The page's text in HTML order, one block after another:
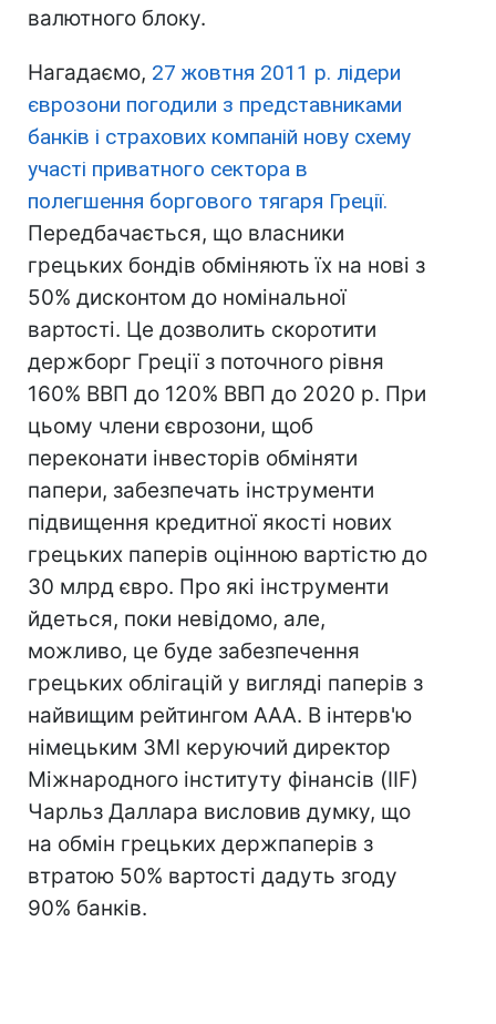
валютного блоку.
Нагадаємо, 27 жовтня 2011 р. лідери
єврозони погодили з представниками
банків і страхових компаній нову схему
участі приватного сектора в
полегшення боргового тягаря Греції.
Передбачається, що власники
грецьких бондів обміняють їх на нові з
50% дисконтом до номінальної
вартості. Це дозволить скоротити
держборг Греції з поточного рівня
160% ВВП до 120% ВВП до 2020 р. При
цьому члени єврозони, щоб
переконати інвесторів обміняти
папери, забезпечать інструменти
підвищення кредитної якості нових
грецьких паперів оцінною вартістю до
30 млрд євро. Про які інструменти
йдеться, поки невідомо, але,
можливо, це буде забезпечення
грецьких облігацій у вигляді паперів з
найвищим рейтингом AAA. В інтерв'ю
німецьким ЗМІ керуючий директор
Міжнародного інституту фінансів (IIF)
Чарльз Даллара висловив думку, що
на обмін грецьких держпаперів з
втратою 50% вартості дадуть згоду
90% банків.